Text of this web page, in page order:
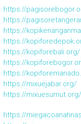
https://
https://
https://
https://
https://kopiforebali.org/
https://
https://
https://mixuejabar.org/
https://mixuesumut.org/
https://